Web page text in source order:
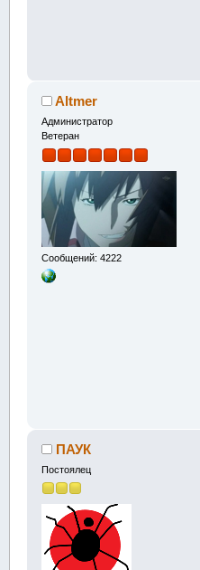
Altmer
Администратор
Ветеран
Сообщений: 4222
ПАУК
Постоялец